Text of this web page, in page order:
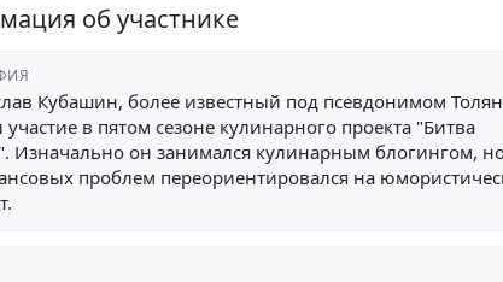
об участнике
Кубашин, более известный под псевдонимом
участие в пятом сезоне кулинарного проекта "Битва
Изначально он занимался кулинарным блогингом,
проблем переориентировался на